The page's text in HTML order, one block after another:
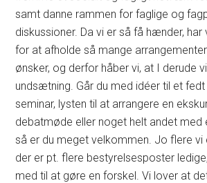
samt danne rammen for faglige og
diskussioner. Da vi er så få hænder, har
for at afholde så mange
ønsker, og derfor håber vi, at I derude
undsætning. Går du med idéer til et
seminar, lysten til at arrangere en
debatmøde eller noget helt andet med
så er du meget velkommen. Jo flere vi
der er pt. flere bestyrelsesposter
med til at gøre en forskel. Vi lover at